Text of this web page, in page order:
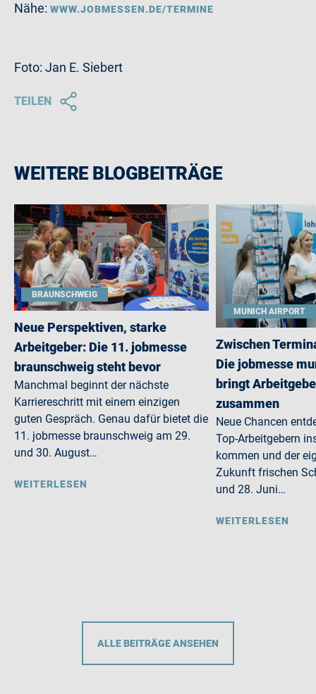
Nähe: WWW.JOBMESSEN.DE/TERMINE
Foto: Jan E. Siebert
TEILEN
WEITERE BLOGBEITRÄGE
BRAUNSCHWEIG
Neue Perspektiven, starke
Arbeitgeber: Die 11. jobmesse
braunschweig steht bevor
Manchmal beginnt der nächste
Karriereschritt mit einem einzigen
guten Gespräch. Genau dafür bietet die
11. jobmesse braunschweig am 29.
und 30. August…
WEITERLESEN
MUNICH AIRPORT
Zwischen
Die jobmesse
bringt
zusammen
Neue Chancen
Top-Arbeitgebern
kommen und der
Zukunft frischen
und 28. Juni…
WEITERLESEN
ALLE BEITRÄGE ANSEHEN